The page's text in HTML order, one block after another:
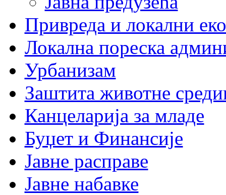
Привреда и локални
Локална пореска
Урбанизам
Заштита животне
Канцеларија за младе
Буџет и Финансије
Јавне расправе
Јавне набавке